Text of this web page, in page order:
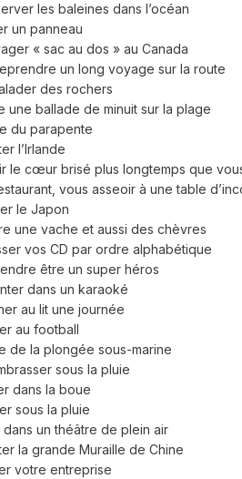
les baleines dans l’océan
un panneau
« sac au dos » au Canada
un long voyage sur la route
des rochers
une ballade de minuit sur la plage
du parapente
l’Irlande
le cœur brisé plus longtemps que
vous asseoir à une table
le Japon
une vache et aussi des chèvres
vos CD par ordre alphabétique
être un super héros
dans un karaoké
au lit une journée
au football
de la plongée sous-marine
sous la pluie
dans la boue
sous la pluie
dans un théâtre de plein air
la grande Muraille de Chine
votre entreprise